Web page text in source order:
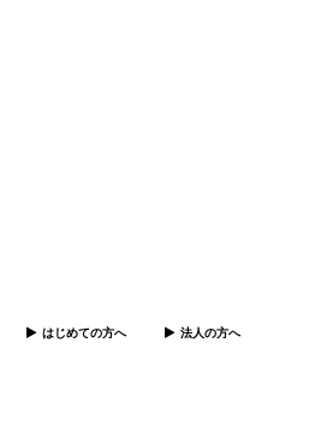
はじめての方へ 法人の方へ